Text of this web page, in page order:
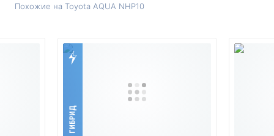
Похожие на Toyota AQUA NHP10
ГИБРИД